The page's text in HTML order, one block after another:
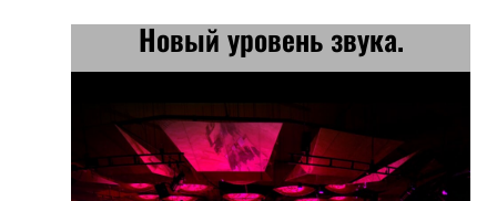
Новый уровень звука.